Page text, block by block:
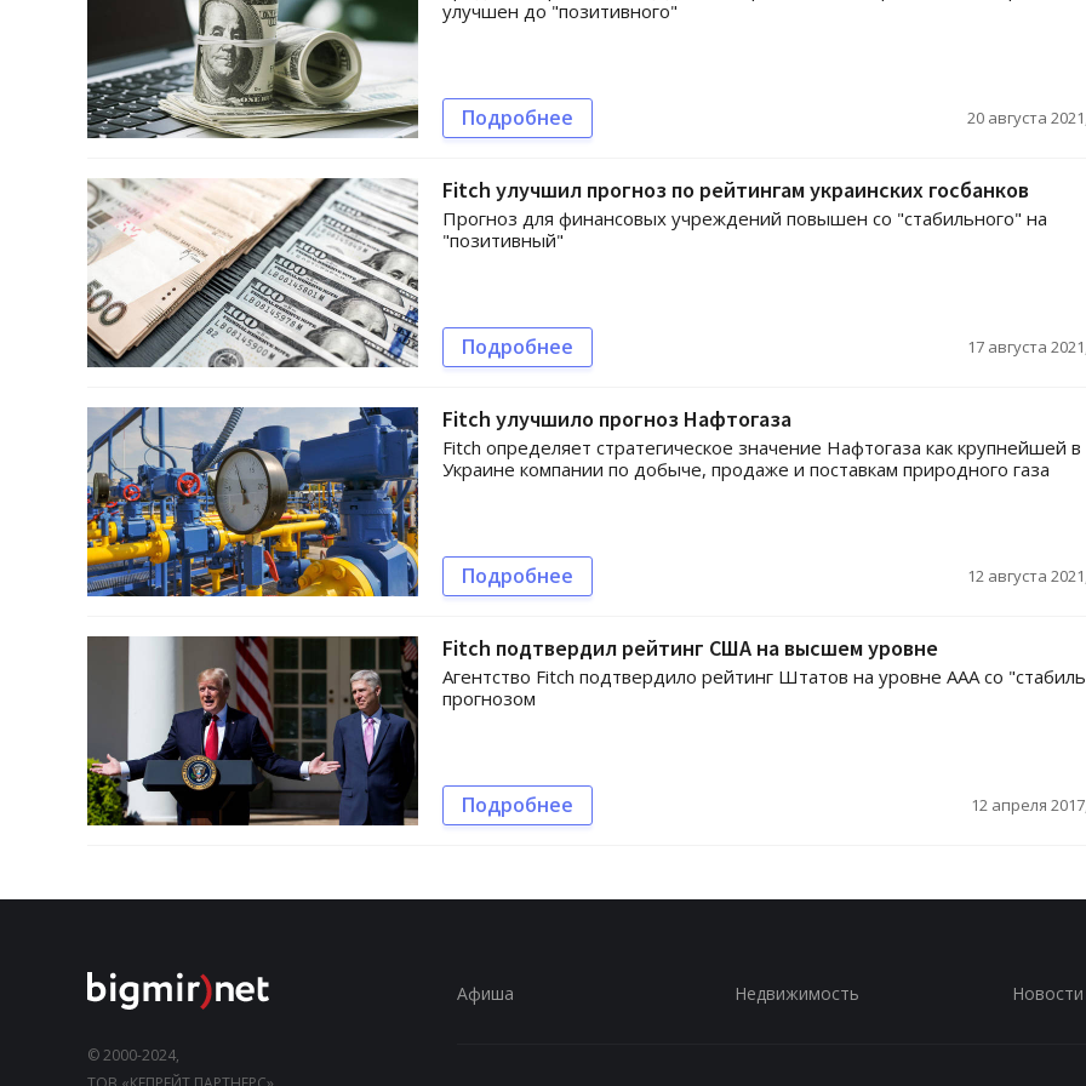
улучшен до "позитивного"
Подробнее 20 августа
Fitch улучшил прогноз по рейтингам украинских госбанков
Прогноз для финансовых учреждений повышен со "стабильного" на
"позитивный"
Подробнее 17 августа
Fitch улучшило прогноз Нафтогаза
Fitch определяет стратегическое значение Нафтогаза как крупнейшей в
Украине компании по добыче, продаже и поставкам природного газа
Подробнее 12 августа
Fitch подтвердил рейтинг США на высшем уровне
Агентство Fitch подтвердило рейтинг Штатов на уровне AAA со
прогнозом
Подробнее 12 апреля
© 2000-2024,
Афиша Недвижимость Новости